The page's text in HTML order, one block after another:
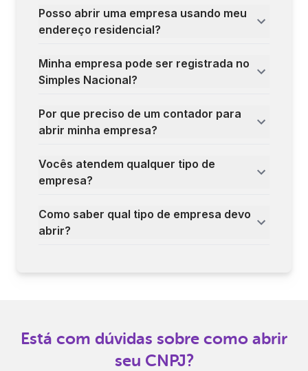
Posso abrir uma empresa usando meu
endereço residencial?
Minha empresa pode ser registrada no
Simples Nacional?
Por que preciso de um contador para
abrir minha empresa?
Vocês atendem qualquer tipo de
empresa?
Como saber qual tipo de empresa devo
abrir?
Está com dúvidas sobre como abrir
seu CNPJ?